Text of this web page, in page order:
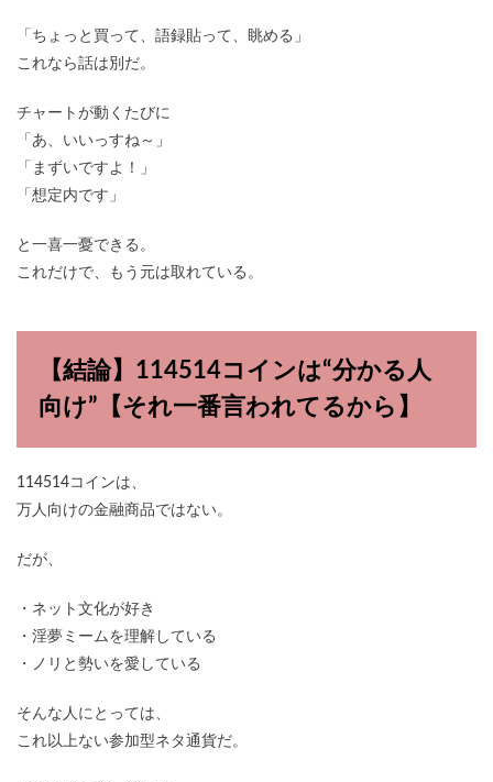
「ちょっと買って、語録貼って、眺める」
これなら話は別だ。
チャートが動くたびに
「あ、いいっすね～」
「まずいですよ！」
「想定内です」
と一喜一憂できる。
これだけで、もう元は取れている。
【結論】114514コインは“分かる人
向け”【それ一番言われてるから】
114514コインは、
万人向けの金融商品ではない。
だが、
・ネット文化が好き
・淫夢ミームを理解している
・ノリと勢いを愛している
そんな人にとっては、
これ以上ない参加型ネタ通貨だ。